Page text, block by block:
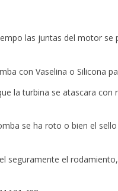
las juntas del motor se
con Vaselina o Silicona
la turbina se atascara
se ha roto o bien el
seguramente el